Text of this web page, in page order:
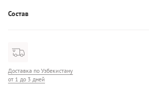
Состав
Доставка по Узбекистану
от 1 до 3 дней